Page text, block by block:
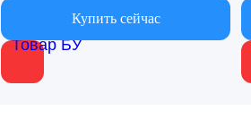
Товар БУ
Купить сейчас